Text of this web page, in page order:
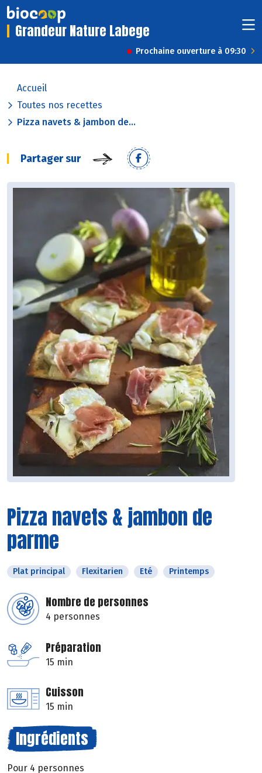
Grandeur Nature Labege
Prochaine ouverture à 09:30
Accueil
Toutes nos recettes
Pizza navets & jambon de...
Partager sur
Pizza navets & jambon de
parme
Plat principal Flexitarien Eté Printemps
Nombre de personnes
4 personnes
Préparation
15 min
Cuisson
15 min
Ingrédients
Pour 4 personnes